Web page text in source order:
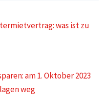
was ist zu
am 1. Oktober 2023
weg